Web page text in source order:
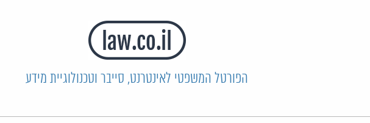
הפורטל המשפטי לאינטרנט, סייבר וטכנולוגיית מידע